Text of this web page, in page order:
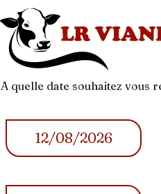
A quelle date souhaitez vous
12/08/2026